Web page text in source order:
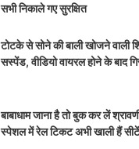
सभी निकाले गए सुरक्षित
टोटके से सोने की बाली खोजने वाली
सस्पेंड, वीडियो वायरल होने के बाद
बाबाधाम जाना है तो बुक कर लें
स्पेशल में रेल टिकट अभी खाली हैं